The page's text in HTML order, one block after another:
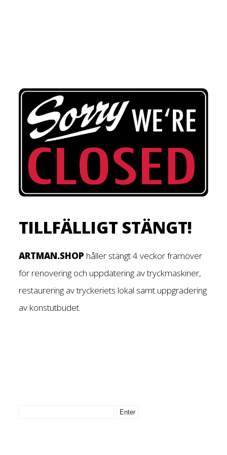
TILLFÄLLIGT STÄNGT!
ARTMAN.SHOP håller stängt 4 veckor framöver
för renovering och uppdatering av tryckmaskiner,
restaurering av tryckeriets lokal samt uppgradering
av konstutbudet.